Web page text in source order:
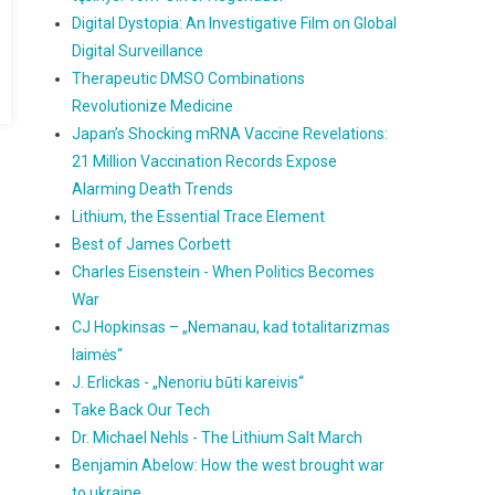
Digital Dystopia: An Investigative Film on Global
Digital Surveillance
Therapeutic DMSO Combinations
Revolutionize Medicine
Japan’s Shocking mRNA Vaccine Revelations:
21 Million Vaccination Records Expose
Alarming Death Trends
Lithium, the Essential Trace Element
Best of James Corbett
Charles Eisenstein - When Politics Becomes
War
CJ Hopkinsas – „Nemanau, kad totalitarizmas
laimės“
J. Erlickas - „Nenoriu būti kareivis“
Take Back Our Tech
Dr. Michael Nehls - The Lithium Salt March
Benjamin Abelow: How the west brought war